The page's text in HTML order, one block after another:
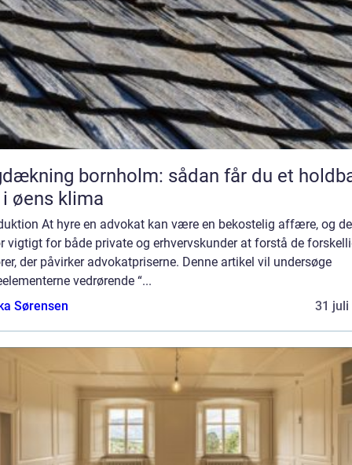
bornholm: sådan får du et
øens klima
At hyre en advokat kan være en bekostelig affære, og
vigtigt for både private og erhvervskunder at forstå de
der påvirker advokatpriserne. Denne artikel vil undersøge
vedrørende “...
Sørensen
31 juli